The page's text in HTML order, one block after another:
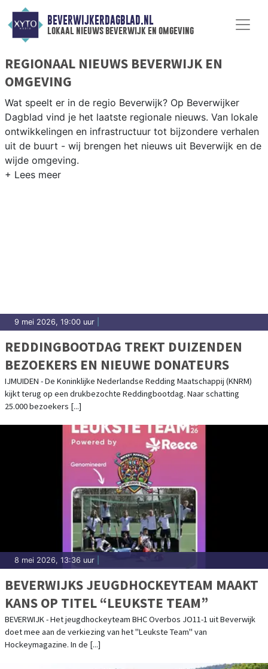
BEVERWIJKERDAGBLAD.NL
lokaal nieuws beverwijk en omgeving
REGIONAAL NIEUWS BEVERWIJK EN
OMGEVING
Wat speelt er in de regio Beverwijk? Op Beverwijker
Dagblad vind je het laatste regionale nieuws. Van lokale
ontwikkelingen en infrastructuur tot bijzondere verhalen
uit de buurt - wij brengen het nieuws uit Beverwijk en de
wijde omgeving.
9 mei 2026, 19:00 uur
REDDINGBOOTDAG TREKT DUIZENDEN
BEZOEKERS EN NIEUWE DONATEURS
IJMUIDEN - De Koninklijke Nederlandse Redding Maatschappij (KNRM)
kijkt terug op een drukbezochte Reddingbootdag. Naar schatting
25.000 bezoekers [...]
8 mei 2026, 13:36 uur
BEVERWIJKS JEUGDHOCKEYTEAM MAAKT
KANS OP TITEL “LEUKSTE TEAM”
BEVERWIJK - Het jeugdhockeyteam BHC Overbos JO11-1 uit Beverwijk
doet mee aan de verkiezing van het "Leukste Team" van
Hockeymagazine. In de [...]